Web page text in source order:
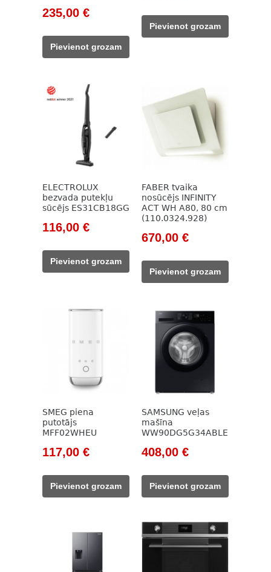
Original
was:
338,00 €.
235,00 €Current
235,00 €.
Pievienot grozam
was:
314,00 €.
218,00 €.
Pievienot grozam
ELECTROLUX
bezvada putekļu
sūcējs ES31CB18GG
Original
was:
232,00 €.
116,00 €Current
116,00 €.
Pievienot grozam
FABER tvaika
nosūcējs INFINITY
ACT WH A80, 80 cm
(110.0324.928)
Original
was:
1
670,00 €Current
670,00 €.
Pievienot grozam
SMEG piena
putotājs
MFF02WHEU
Original
was:
133,00 €.
117,00 €Current
117,00 €.
Pievienot grozam
SAMSUNG veļas
mašīna
WW90DG5G34ABLE
Original
was:
596,00 €.
408,00 €Current
408,00 €.
Pievienot grozam